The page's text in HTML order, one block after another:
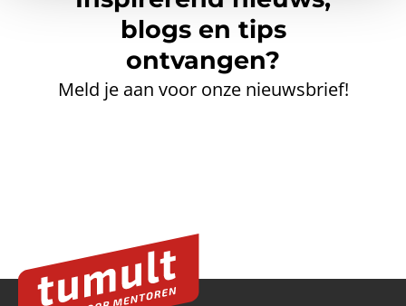
blogs en tips
ontvangen?
Meld je aan voor onze nieuwsbrief!